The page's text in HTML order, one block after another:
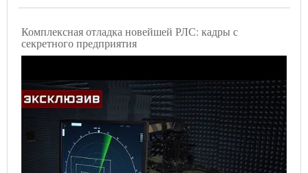
Комплексная отладка новейшей РЛС: кадры с
секретного предприятия